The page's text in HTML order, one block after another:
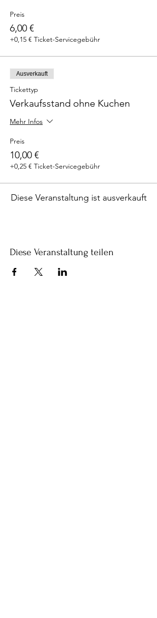
Preis
6,00 €
+0,15 € Ticket-Servicegebühr
Ausverkauft
Tickettyp
Verkaufsstand ohne Kuchen
Mehr Infos
Preis
10,00 €
+0,25 € Ticket-Servicegebühr
Diese Veranstaltung ist ausverkauft
Diese Veranstaltung teilen